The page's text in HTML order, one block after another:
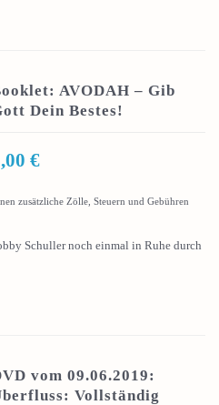
AVODAH – Gib
Dein Bestes!
€
zusätzliche Zölle, Steuern und Gebühren
Schuller noch einmal in Ruhe durch
vom 09.06.2019:
Vollständig